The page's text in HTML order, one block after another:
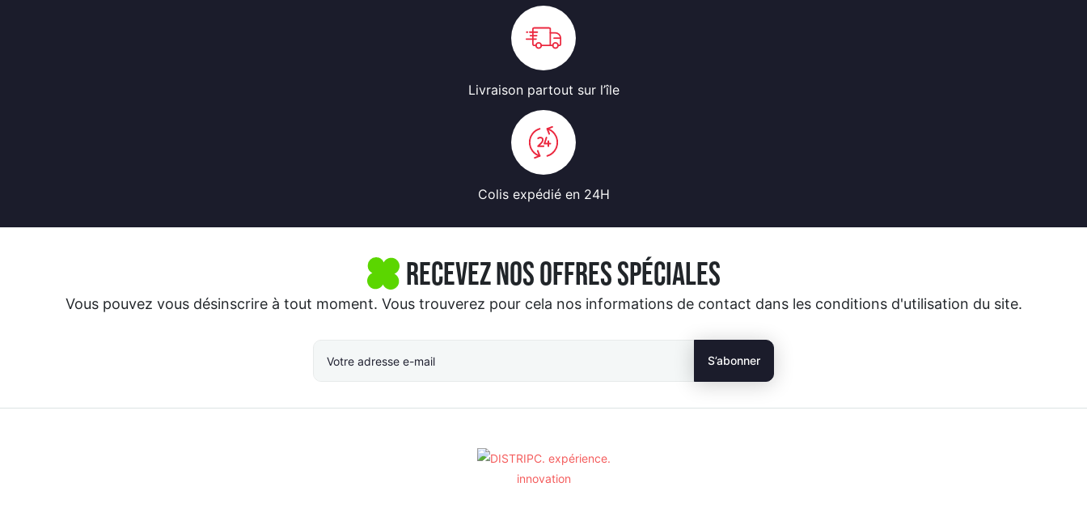
Livraison partout sur l’île
Colis expédié en 24H
Recevez nos offres spéciales
Vous pouvez vous désinscrire à tout moment. Vous trouverez pour cela nos informations de contact dans les conditions d'utilisation du site.